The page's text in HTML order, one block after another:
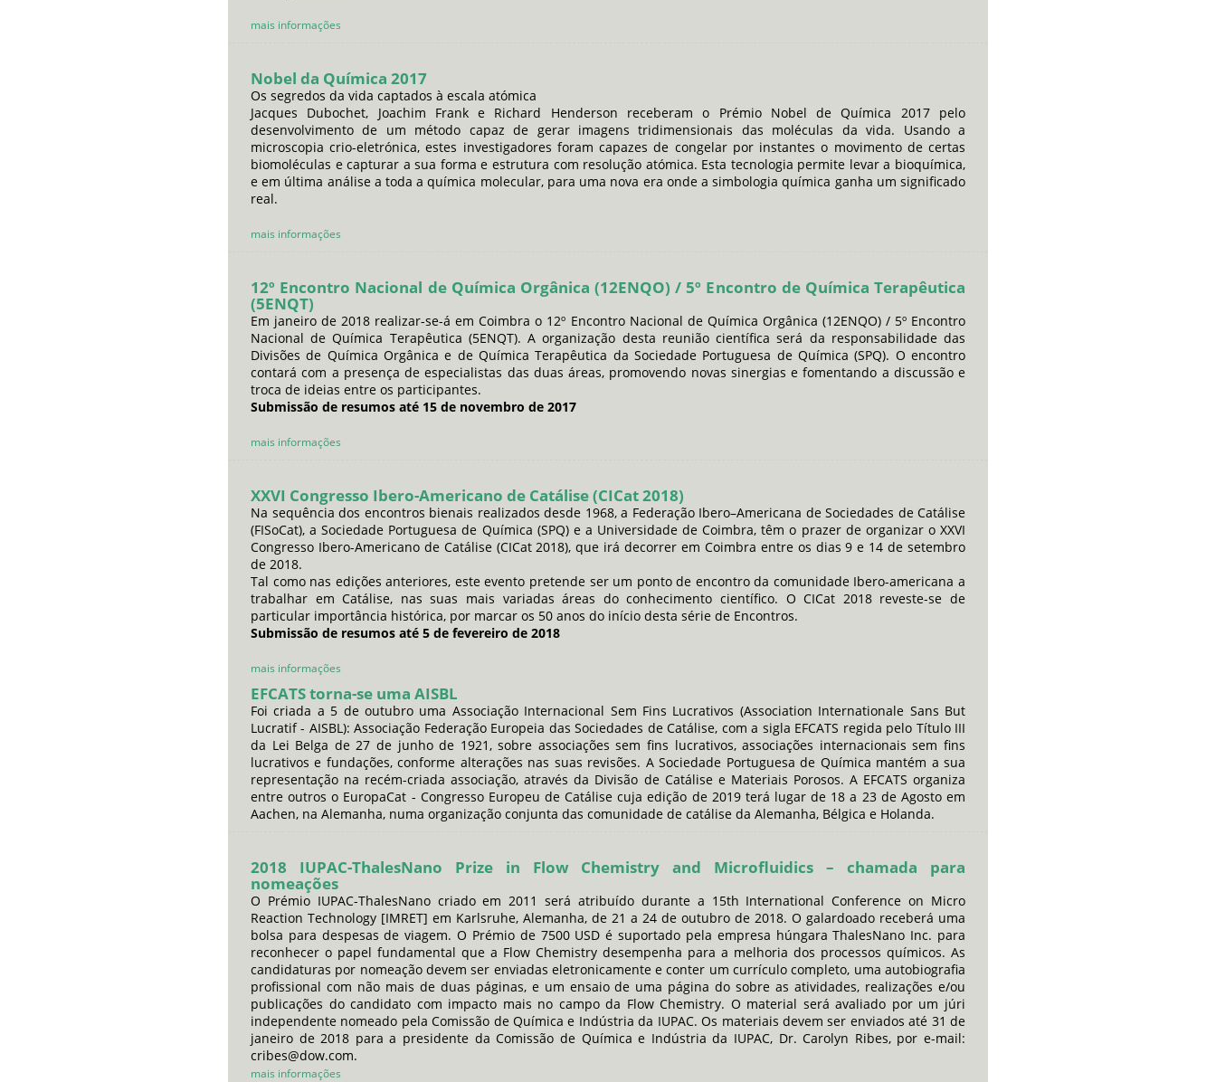
mais informações
Nobel da Química 2017
Os segredos da vida captados à escala atómica
Jacques Dubochet, Joachim Frank e Richard Henderson receberam o Prémio Nobel de Química 2017 pelo
desenvolvimento de um método capaz de gerar imagens tridimensionais das moléculas da vida. Usando a
microscopia crio-eletrónica, estes investigadores foram capazes de congelar por instantes o movimento de certas
biomoléculas e capturar a sua forma e estrutura com resolução atómica. Esta tecnologia permite levar a bioquímica,
e em última análise a toda a química molecular, para uma nova era onde a simbologia química ganha um significado
real.
mais informações
12º Encontro Nacional de Química Orgânica (12ENQO) / 5º Encontro de Química Terapêutica
(5ENQT)
Em janeiro de 2018 realizar-se-á em Coimbra o 12º Encontro Nacional de Química Orgânica (12ENQO) / 5º Encontro
Nacional de Química Terapêutica (5ENQT). A organização desta reunião científica será da responsabilidade das
Divisões de Química Orgânica e de Química Terapêutica da Sociedade Portuguesa de Química (SPQ). O encontro
contará com a presença de especialistas das duas áreas, promovendo novas sinergias e fomentando a discussão e
troca de ideias entre os participantes.
Submissão de resumos até 15 de novembro de 2017
mais informações
XXVI Congresso Ibero-Americano de Catálise (CICat 2018)
Na sequência dos encontros bienais realizados desde 1968, a Federação Ibero–Americana de Sociedades de Catálise
(FISoCat), a Sociedade Portuguesa de Química (SPQ) e a Universidade de Coimbra, têm o prazer de organizar o XXVI
Congresso Ibero-Americano de Catálise (CICat 2018), que irá decorrer em Coimbra entre os dias 9 e 14 de setembro
de 2018.
Tal como nas edições anteriores, este evento pretende ser um ponto de encontro da comunidade Ibero-americana a
trabalhar em Catálise, nas suas mais variadas áreas do conhecimento científico. O CICat 2018 reveste-se de
particular importância histórica, por marcar os 50 anos do início desta série de Encontros.
Submissão de resumos até 5 de fevereiro de 2018
mais informações
EFCATS torna-se uma AISBL
Foi criada a 5 de outubro uma Associação Internacional Sem Fins Lucrativos (Association Internationale Sans But
Lucratif - AISBL): Associação Federação Europeia das Sociedades de Catálise, com a sigla EFCATS regida pelo Título III
da Lei Belga de 27 de junho de 1921, sobre associações sem fins lucrativos, associações internacionais sem fins
lucrativos e fundações, conforme alterações nas suas revisões. A Sociedade Portuguesa de Química mantém a sua
representação na recém-criada associação, através da Divisão de Catálise e Materiais Porosos. A EFCATS organiza
entre outros o EuropaCat - Congresso Europeu de Catálise cuja edição de 2019 terá lugar de 18 a 23 de Agosto em
Aachen, na Alemanha, numa organização conjunta das comunidade de catálise da Alemanha, Bélgica e Holanda.
2018 IUPAC-ThalesNano Prize in Flow Chemistry and Microfluidics – chamada para
nomeações
O Prémio IUPAC-ThalesNano criado em 2011 será atribuído durante a 15th International Conference on Micro
Reaction Technology [IMRET] em Karlsruhe, Alemanha, de 21 a 24 de outubro de 2018. O galardoado receberá uma
bolsa para despesas de viagem. O Prémio de 7500 USD é suportado pela empresa húngara ThalesNano Inc. para
reconhecer o papel fundamental que a Flow Chemistry desempenha para a melhoria dos processos químicos. As
candidaturas por nomeação devem ser enviadas eletronicamente e conter um currículo completo, uma autobiografia
profissional com não mais de duas páginas, e um ensaio de uma página do sobre as atividades, realizações e/ou
publicações do candidato com impacto mais no campo da Flow Chemistry. O material será avaliado por um júri
independente nomeado pela Comissão de Química e Indústria da IUPAC. Os materiais devem ser enviados até 31 de
janeiro de 2018 para a presidente da Comissão de Química e Indústria da IUPAC, Dr. Carolyn Ribes, por e-mail:
cribes@dow.com.
mais informações